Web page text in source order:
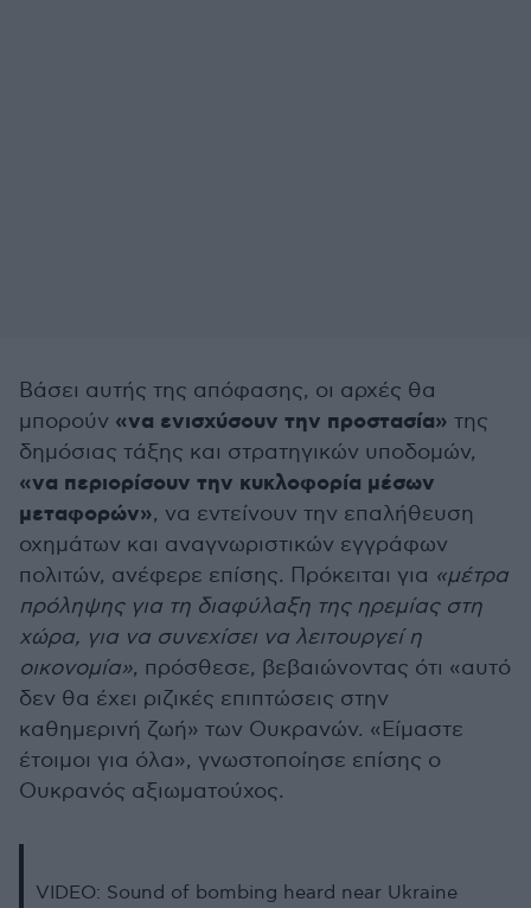
Βάσει αυτής της απόφασης, οι αρχές θα
μπορούν «να ενισχύσουν την προστασία» της
δημόσιας τάξης και στρατηγικών υποδομών,
«να περιορίσουν την κυκλοφορία μέσων
μεταφορών», να εντείνουν την επαλήθευση
οχημάτων και αναγνωριστικών εγγράφων
πολιτών, ανέφερε επίσης. Πρόκειται για «μέτρα
πρόληψης για τη διαφύλαξη της ηρεμίας στη
χώρα, για να συνεχίσει να λειτουργεί η
οικονομία», πρόσθεσε, βεβαιώνοντας ότι «αυτό
δεν θα έχει ριζικές επιπτώσεις στην
καθημερινή ζωή» των Ουκρανών. «Είμαστε
έτοιμοι για όλα», γνωστοποίησε επίσης ο
Ουκρανός αξιωματούχος.
VIDEO: Sound of bombing heard near Ukraine